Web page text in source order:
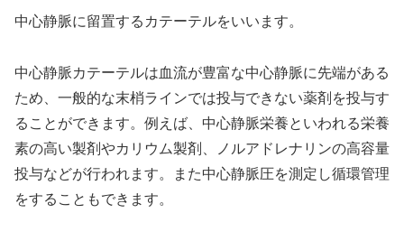
中心静脈に留置するカテーテルをいいます。
中心静脈カテーテルは血流が豊富な中心静脈に先端がある
ため、一般的な末梢ラインでは投与できない薬剤を投与す
ることができます。例えば、中心静脈栄養といわれる栄養
素の高い製剤やカリウム製剤、ノルアドレナリンの高容量
投与などが行われます。また中心静脈圧を測定し循環管理
をすることもできます。